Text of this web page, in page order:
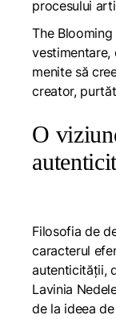
procesului
The
vestimentare,
menite să
creator,
O
Filosofia de
caracterul
autenticității,
Lavinia
de la ideea